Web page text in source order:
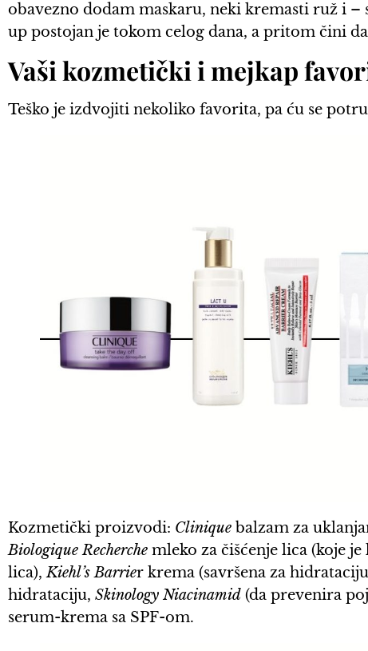
obavezno dodam maskaru, neki kremasti ruž i –
up postojan je tokom celog dana, a pritom čini
Vaši kozmetički i mejkap
Teško je izdvojiti nekoliko favorita, pa ću se
Kozmetički proizvodi: Clinique balzam za
Biologique Recherche mleko za čišćenje lica (koje
lica),Kiehl’s Barrier krema (savršena za
hidrataciju, Skinology Niacinamid (da prevenira
serum-krema sa SPF-om.